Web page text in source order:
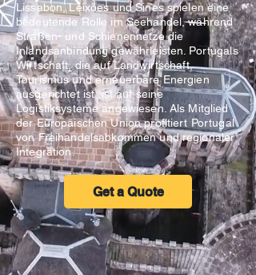
Lissabon, Leixões und Sines spielen eine
bedeutende Rolle im Seehandel, während
Straßen- und Schienennetze die
Inlandsanbindung gewährleisten. Portugals
Wirtschaft, die auf Landwirtschaft,
Tourismus und erneuerbare Energien
ausgerichtet ist, ist auf seine
Logistiksysteme angewiesen. Als Mitglied
der Europäischen Union profitiert Portugal
von Freihandelsabkommen und regionaler
Integration.
Get a Quote